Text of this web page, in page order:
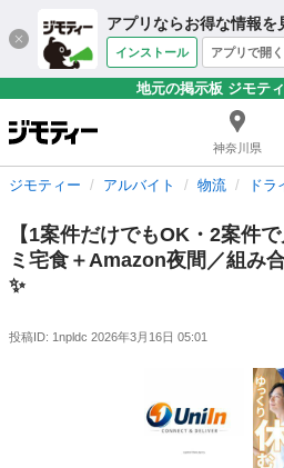
アプリならお得な情報を
インストール アプリで開く
地元の掲示板 ジモテ
神奈川県
ジモティー アルバイト 物流 ドラ
【1案件だけでもOK・2案件
ミ宅食＋Amazon夜間／組み
✨️
投稿ID: 1npldc 2026年3月16日 05:01